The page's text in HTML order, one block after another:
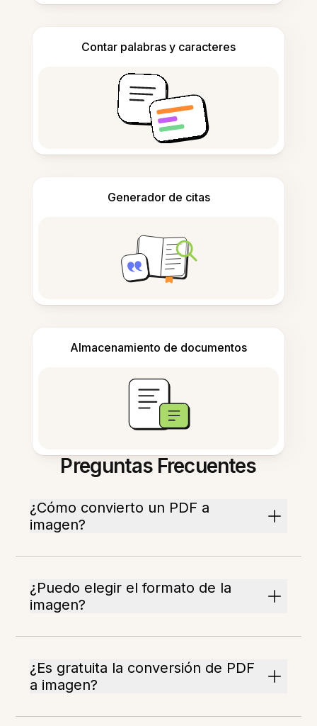
Contar palabras y caracteres
Generador de citas
Almacenamiento de documentos
Preguntas Frecuentes
¿Cómo convierto un PDF a
imagen?
¿Puedo elegir el formato de la
imagen?
¿Es gratuita la conversión de PDF
a imagen?